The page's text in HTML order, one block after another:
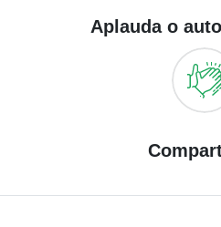
Aplauda o